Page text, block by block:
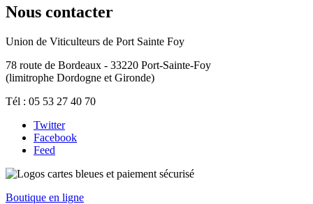
Nous contacter
Union de Viticulteurs de Port Sainte Foy
78 route de Bordeaux - 33220 Port-Sainte-Foy
(limitrophe Dordogne et Gironde)
Tél : 05 53 27 40 70
Twitter
Facebook
Feed
Boutique en ligne